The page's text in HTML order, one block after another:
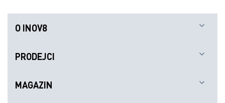
O INOV8
PRODEJCI
MAGAZIN